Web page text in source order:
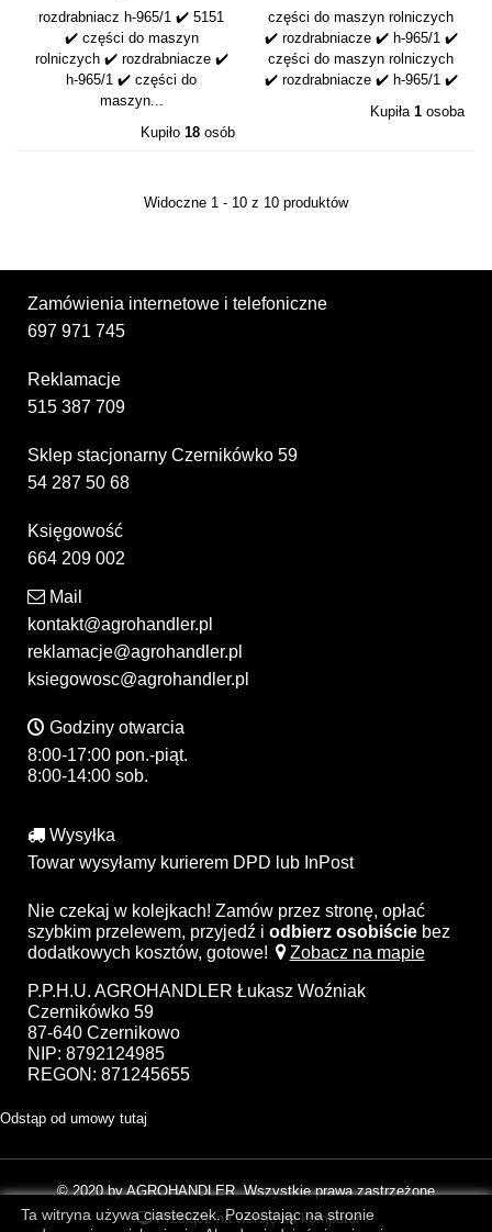
Ta witryna używa ciasteczek. Pozostając na stronie
KPL.MIESZALNIKA 4+1 w
DÓŁ...
rozdrabniacz h-965/1 ✔️ 5151
✔️ części do maszyn
rolniczych ✔️ rozdrabniacze ✔️
h-965/1 ✔️ części do
maszyn...
Kupiło 18 osób
DWUCZĘŚCIOWE RB...
części do maszyn rolniczych
✔️ rozdrabniacze ✔️ h-965/1 ✔️
części do maszyn rolniczych
✔️ rozdrabniacze ✔️ h-965/1 ✔️
Kupiła 1 osoba
Widoczne 1 - 10 z 10 produktów
Zamówienia internetowe i telefoniczne
697 971 745
Reklamacje
515 387 709
Sklep stacjonarny Czernikówko 59
54 287 50 68
Księgowość
664 209 002
Mail
kontakt@agrohandler.pl
reklamacje@agrohandler.pl
ksiegowosc@agrohandler.pl
Godziny otwarcia
8:00-17:00 pon.-piąt.
8:00-14:00 sob.
Wysyłka
Towar wysyłamy kurierem DPD lub InPost
Nie czekaj w kolejkach! Zamów przez stronę, opłać
szybkim przelewem, przyjedź i odbierz osobiście bez
dodatkowych kosztów, gotowe!
Zobacz na mapie
P.P.H.U. AGROHANDLER Łukasz Woźniak
Czernikówko 59
87-640 Czernikowo
NIP: 8792124985
REGON: 871245655
Odstąp od umowy tutaj
© 2020 by AGROHANDLER. Wszystkie prawa zastrzeżone
Przełącz na wersję na komputer